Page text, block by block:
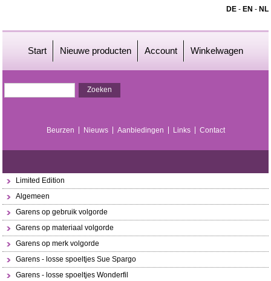
DE- EN - NL
Start Nieuwe producten Account Winkelwagen
Beurzen Nieuws Aanbiedingen Links Contact
Limited Edition
Algemeen
Garens op gebruik volgorde
Garens op materiaal volgorde
Garens op merk volgorde
Garens - losse spoeltjes Sue Spargo
Garens - losse spoeltjes Wonderfil